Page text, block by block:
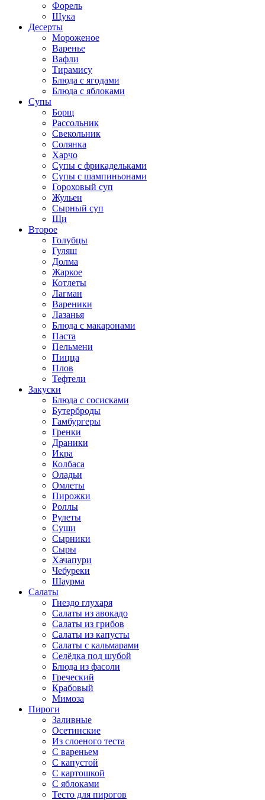
Форель
Щука
Десерты
Мороженое
Варенье
Вафли
Тирамису
Блюда с ягодами
Блюда с яблоками
Супы
Борщ
Рассольник
Свекольник
Солянка
Харчо
Супы с фрикадельками
Супы с шампиньонами
Гороховый суп
Жульен
Сырный суп
Щи
Второе
Голубцы
Гуляш
Долма
Жаркое
Котлеты
Лагман
Вареники
Лазанья
Блюда с макаронами
Паста
Пельмени
Пицца
Плов
Тефтели
Закуски
Блюда с сосисками
Бутерброды
Гамбургеры
Гренки
Драники
Икра
Колбаса
Оладьи
Омлеты
Пирожки
Роллы
Рулеты
Суши
Сырники
Сыры
Хачапури
Чебуреки
Шаурма
Салаты
Гнездо глухаря
Салаты из авокадо
Салаты из грибов
Салаты из капусты
Салаты с кальмарами
Селёдка под шубой
Блюда из фасоли
Греческий
Крабовый
Мимоза
Пироги
Заливные
Осетинские
Из слоеного теста
С вареньем
С капустой
С картошкой
С яблоками
Тесто для пирогов